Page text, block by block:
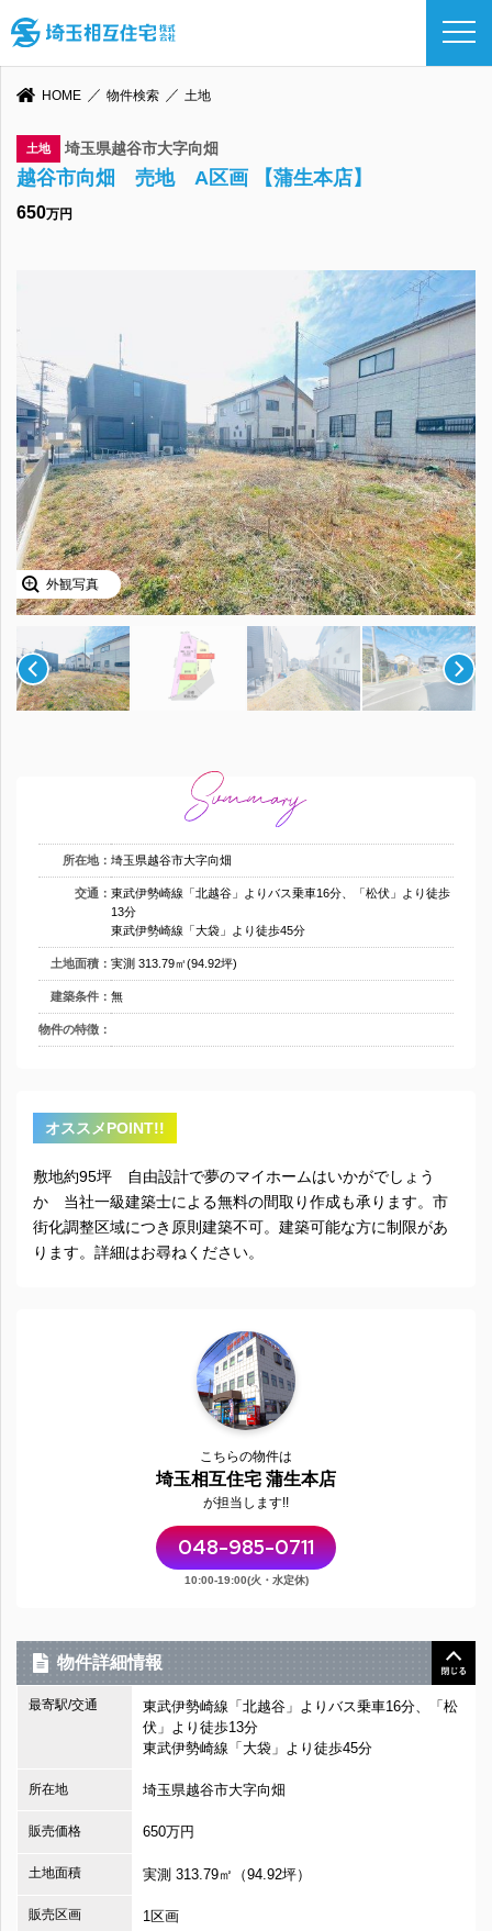
HOME 物件検索 土地
土地 埼玉県越谷市大字向畑
越谷市向畑 売地 A区画 【蒲生本店】
650万円
外観写真
所在地： 埼玉県越谷市大字向畑
交通： 東武伊勢崎線「北越谷」よりバス乗車16分、「松伏」より徒歩
13分
東武伊勢崎線「大袋」より徒歩45分
土地面積： 実測 313.79㎡(94.92坪)
建築条件： 無
物件の特徴：
オススメPOINT!!
敷地約95坪 自由設計で夢のマイホームはいかがでしょう
か 当社一級建築士による無料の間取り作成も承ります。市
街化調整区域につき原則建築不可。建築可能な方に制限があ
ります。詳細はお尋ねください。
こちらの物件は
埼玉相互住宅 蒲生本店
が担当します!!
048-985-0711
10:00-19:00(火・水定休)
物件詳細情報
最寄駅/交通
東武伊勢崎線「北越谷」よりバス乗車16分、「松
伏」より徒歩13分
東武伊勢崎線「大袋」より徒歩45分
所在地 埼玉県越谷市大字向畑
販売価格 650万円
土地面積 実測 313.79㎡（94.92坪）
販売区画 1区画